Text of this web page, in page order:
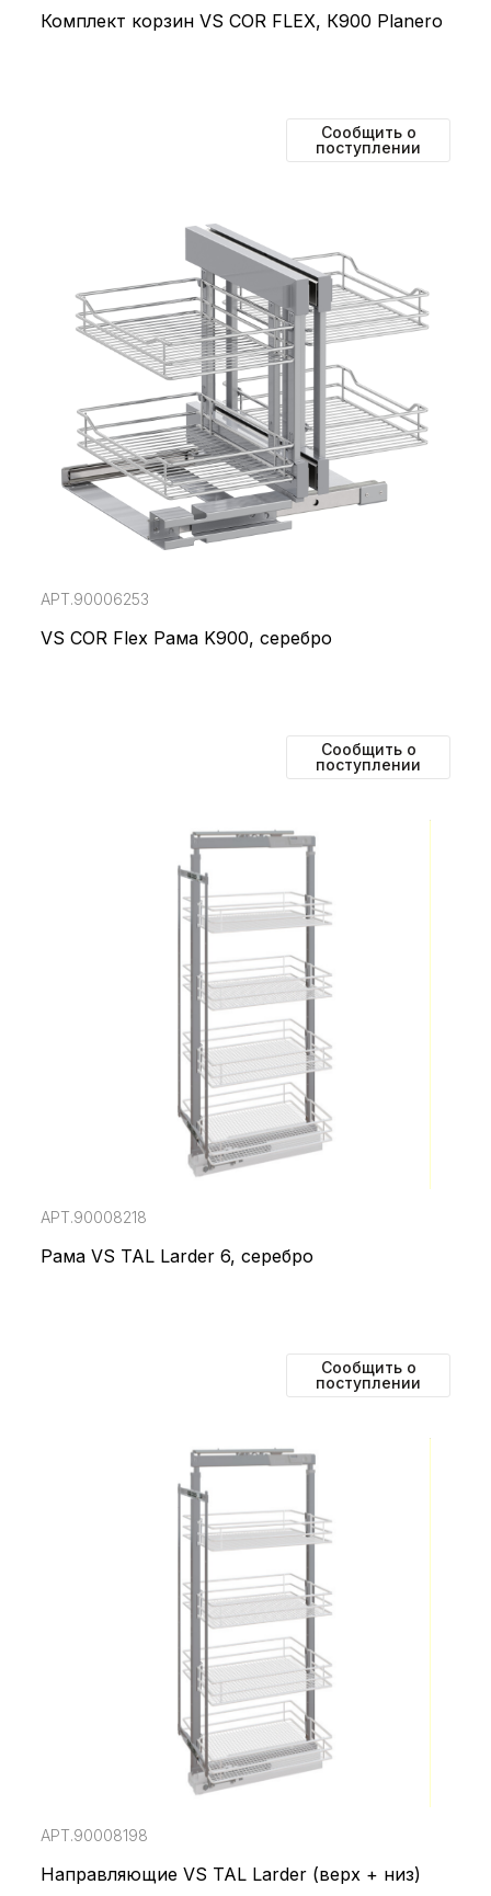
Комплект корзин VS COR FLEX, К900 Planero
Сообщить о
поступлении
АРТ.90006253
VS COR Flex Рама K900, серебро
Сообщить о
поступлении
АРТ.90008218
Рама VS TAL Larder 6, серебро
Сообщить о
поступлении
АРТ.90008198
Направляющие VS TAL Larder (верх + низ)